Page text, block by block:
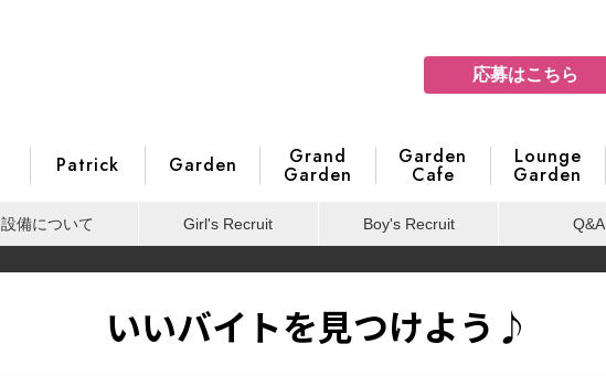
応募はこちら
Patrick Garden Grand
Garden
Garden
Cafe
Lounge
Garden
設備について Girl's Recruit Boy's Recruit Q&A
いいバイトを見つけよう♪